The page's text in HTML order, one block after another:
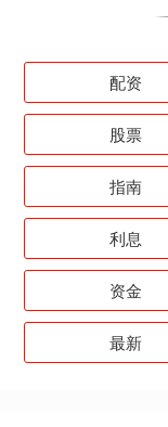
配资
股票
指南
利息
资金
最新